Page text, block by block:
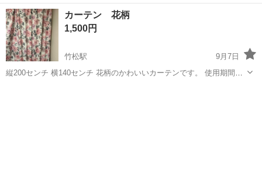
壁取り付け可能です。 - タイプ: カーテンレール - 素材: 金属 - 取り付
長崎 大村市 大村駅 カーテン、ブラインド
カーテンレール
カーテン 花柄
1,500円
竹松駅
9月7日
縦200センチ 横140センチ 花柄のかわいいカーテンです。 使用期間半